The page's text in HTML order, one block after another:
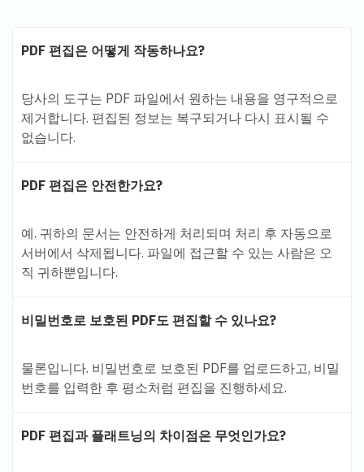
PDF 편집은 어떻게 작동하나요?
당사의 도구는 PDF 파일에서 원하는 내용을 영구적으로
제거합니다. 편집된 정보는 복구되거나 다시 표시될 수
없습니다.
PDF 편집은 안전한가요?
예. 귀하의 문서는 안전하게 처리되며 처리 후 자동으로
서버에서 삭제됩니다. 파일에 접근할 수 있는 사람은 오
직 귀하뿐입니다.
비밀번호로 보호된 PDF도 편집할 수 있나요?
물론입니다. 비밀번호로 보호된 PDF를 업로드하고, 비밀
번호를 입력한 후 평소처럼 편집을 진행하세요.
PDF 편집과 플래트닝의 차이점은 무엇인가요?